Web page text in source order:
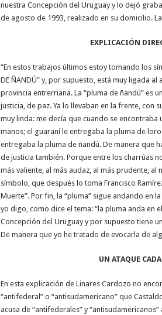
nuestra Concepción del Uruguay y lo dejó
de agosto de 1993, realizado en su domicilio.
EXPLICACIÓN DIRECTA DE
“En estos trabajos últimos estoy tomando los
DE ÑANDÚ” y, por supuesto, está muy ligada
provincia entrerriana. La “pluma de ñandú” es
justicia, de paz. Ya lo llevaban en la frente, con
muy linda: me decía que cuando se encontraba
manos; el guaraní le entregaba la pluma de
entregaba la pluma de ñandú. De manera que
de justicia también. Porque entre los charrúas
más valiente, al más audaz, al más prudente,
símbolo, que después lo toma Francisco
Muerte”. Por fin, la “pluma” sigue andando en
yo digo, como dice el tema: “la pluma anda en
Concepción del Uruguay y por supuesto tiene
De manera que yo he tratado de evocarla de
UN ATAQUE CADA VEZ
En esta explicación de Linares Cardozo no
“antifederal” o “antisudamericano” que
acusa de “antifederales” y